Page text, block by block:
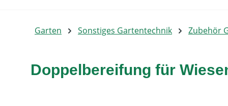
Garten Sonstiges Gartentechnik Zubehör
Doppelbereifung für